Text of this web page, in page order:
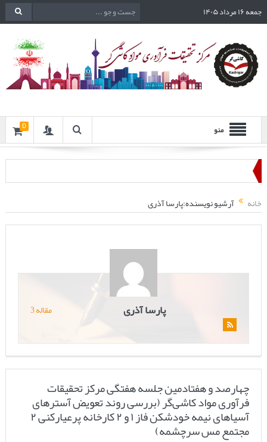
جمعه ۱۶ مرداد ۱۴۰۵
منو 0
خانه آرشیو نویسنده:پارسا آذری
پارسا آذری مقاله 3
چهارصد و هفتادمین جلسه هفتگی مرکز تحقیقات
فرآوری مواد کاشی‌گر (بررسی روند تعویض آسترهای
آسیاهای نیمه خودشکن فاز ۱ و ۲ کارخانه پرعیارکنی ۲
مجتمع مس سرچشمه)